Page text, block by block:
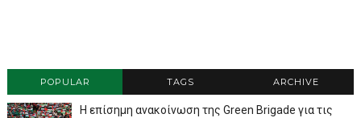
POPULAR TAGS ARCHIVE
Η επίσημη ανακοίνωση της Green Brigade για τις